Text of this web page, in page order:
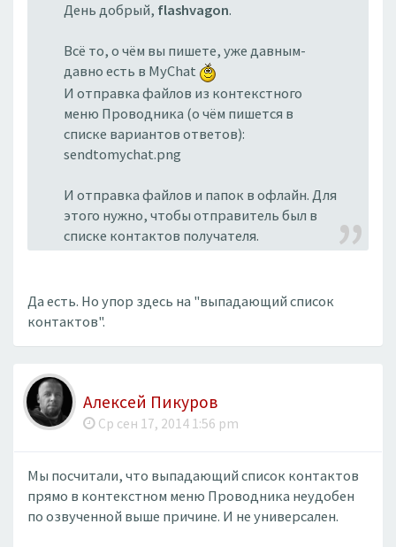
День добрый, flashvagon.
Всё то, о чём вы пишете, уже давным-
давно есть в MyChat
И отправка файлов из контекстного
меню Проводника (о чём пишется в
списке вариантов ответов):
sendtomychat.png
И отправка файлов и папок в офлайн. Для
этого нужно, чтобы отправитель был в
списке контактов получателя.
Да есть. Но упор здесь на "выпадающий список
контактов".
Алексей Пикуров
Ср сен 17, 2014 1:56 pm
Мы посчитали, что выпадающий список контактов
прямо в контекстном меню Проводника неудобен
по озвученной выше причине. И не универсален.